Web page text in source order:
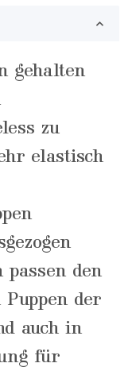
gehalten
zu
elastisch
passen den
der
auch in
für